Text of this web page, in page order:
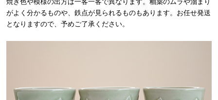
がよく分かるものや、鉄点が見られるものもあります。お任せ発送
となりますので、予めご了承ください。